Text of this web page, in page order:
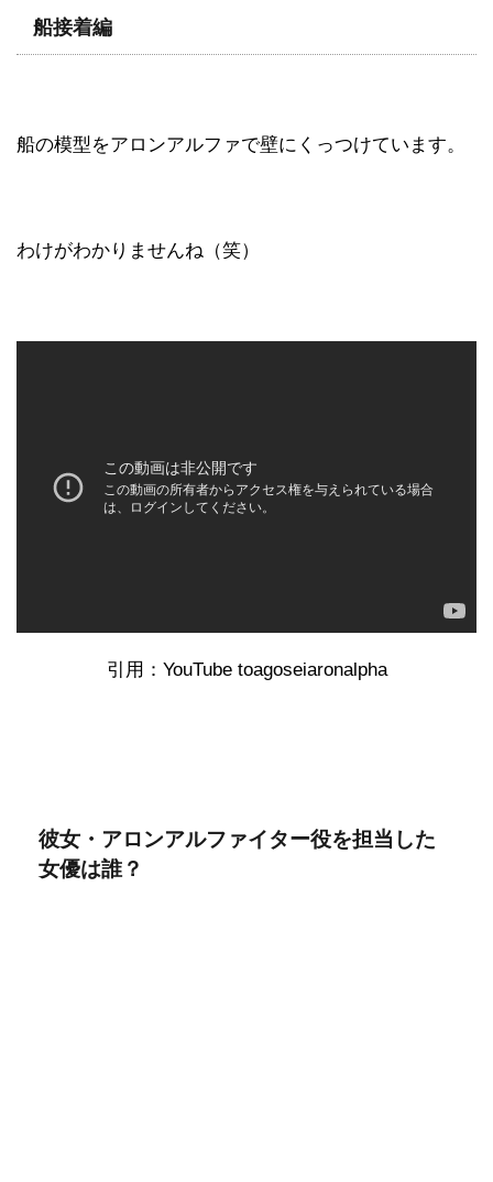
船接着編
船の模型をアロンアルファで壁にくっつけています。
わけがわかりませんね（笑）
引用：YouTube toagoseiaronalpha
彼女・アロンアルファイター役を担当した
女優は誰？